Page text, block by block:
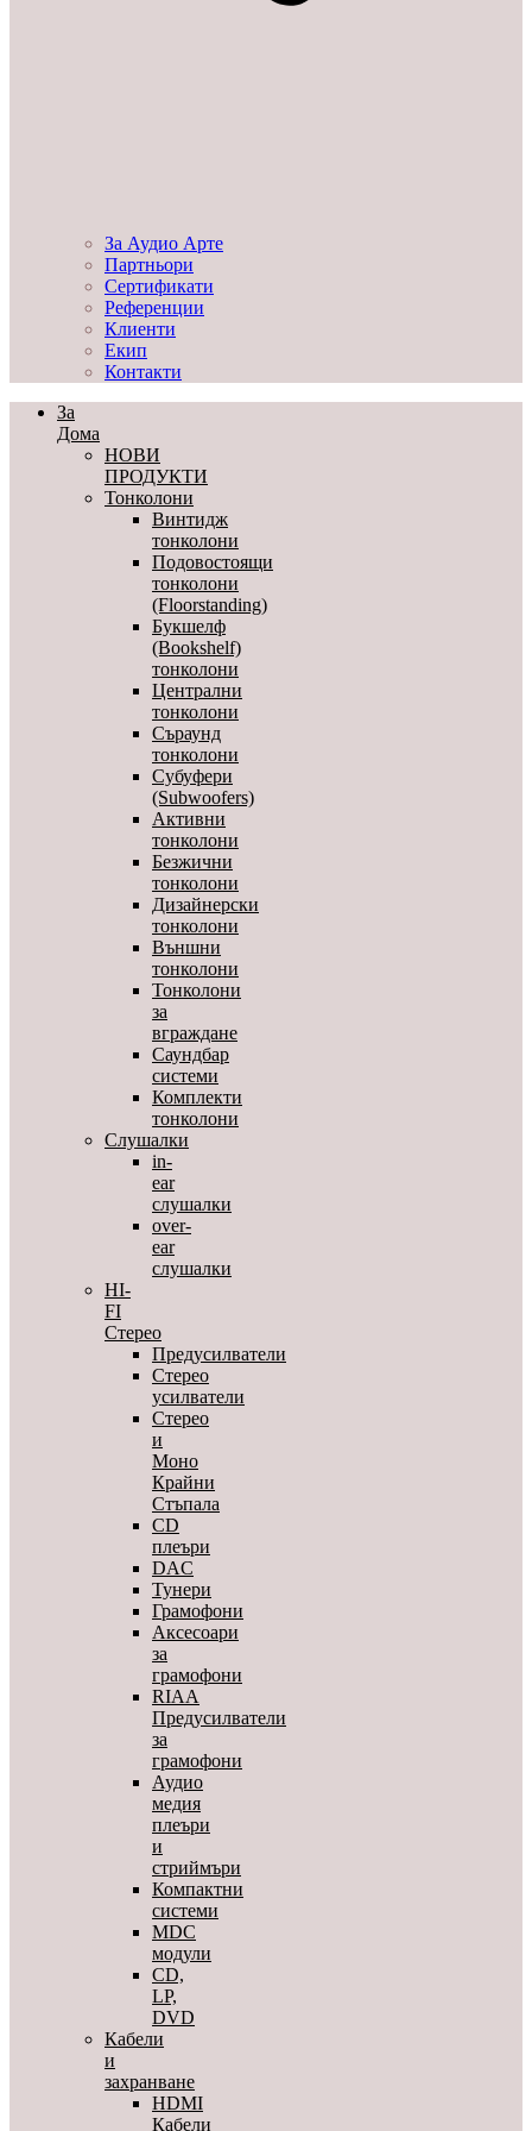
За Аудио Арте
Партньори
Сертификати
Референции
Клиенти
Екип
Контакти
За
Дома
НОВИ
ПРОДУКТИ
Тонколони
Винтидж
тонколони
Подовостоящи
тонколони
(Floorstanding)
Букшелф
(Bookshelf)
тонколони
Централни
тонколони
Съраунд
тонколони
Субуфери
(Subwoofers)
Активни
тонколони
Безжични
тонколони
Дизайнерски
тонколони
Външни
тонколони
Тонколони
за
вграждане
Саундбар
системи
Комплекти
тонколони
Слушалки
in-
ear
слушалки
over-
ear
слушалки
HI-
FI
Стерео
Предусилватели
Стерео
усилватели
Стерео
и
Моно
Крайни
Стъпала
CD
плеъри
DAC
Тунери
Грамофони
Аксесоари
за
грамофони
RIAA
Предусилватели
за
грамофони
Аудио
медия
плеъри
и
стриймъри
Компактни
системи
MDC
модули
CD,
LP,
DVD
Кабели
и
захранване
HDMI
Кабели